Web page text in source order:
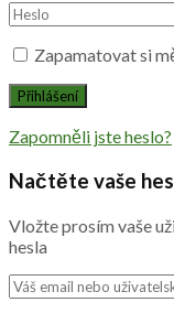
Zapamatovat si
Zapomněli jste heslo?
Načtěte vaše
Vložte prosím vaše
hesla